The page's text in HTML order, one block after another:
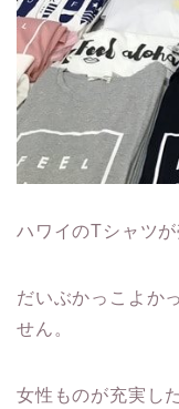
ハワイのTシャツ
だいぶかっこよか
せん。
女性ものが充実し